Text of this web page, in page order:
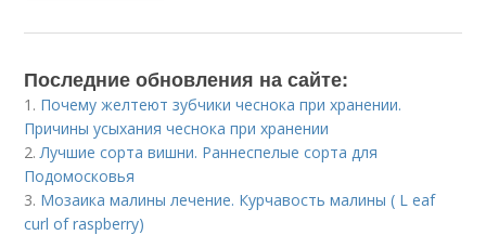
Последние обновления на сайте:
1. Почему желтеют зубчики чеснока при хранении.
Причины усыхания чеснока при хранении
2.Лучшие сорта вишни. Раннеспелые сорта для
Подомосковья
3. Мозаика малины лечение. Курчавость малины ( L eaf
curl of raspberry)